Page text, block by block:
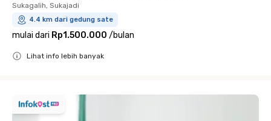
Sukagalih, Sukajadi
4.4 km dari gedung sate
mulai dari Rp1.500.000 /bulan
Lihat info lebih banyak